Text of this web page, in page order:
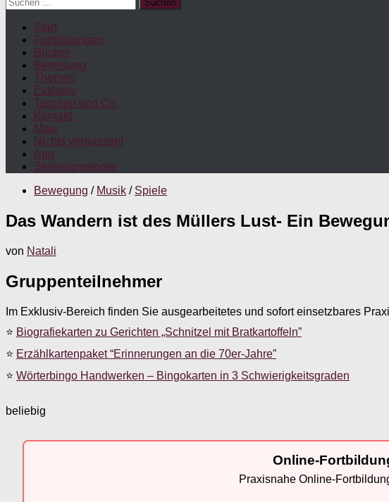
nach:
Start
Fortbildungen
Bücher
Betreuung
Themen
Exklusiv
Taschen und Co.
Kontakt
Maw
Nichts verpassen!
App
Stellenangebote
Bewegung / Musik / Spiele
Das Wandern ist des Müllers Lust- Ein
von Natali
Gruppenteilnehmer
Im Exklusiv-Bereich finden Sie ausgearbeitetes und sofort einsetzbares
⭐ Biografiekarten zu Gerichten „Schnitzel mit Bratkartoffeln”
⭐ Erzählkartenpaket “Erinnerungen an die 70er-Jahre”
⭐ Wörterbingo Handwerken – Bingokarten in 3 Schwierigkeitsgraden
beliebig
Online-
Praxisnahe Online-